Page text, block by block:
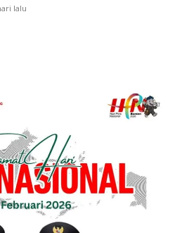
lalu